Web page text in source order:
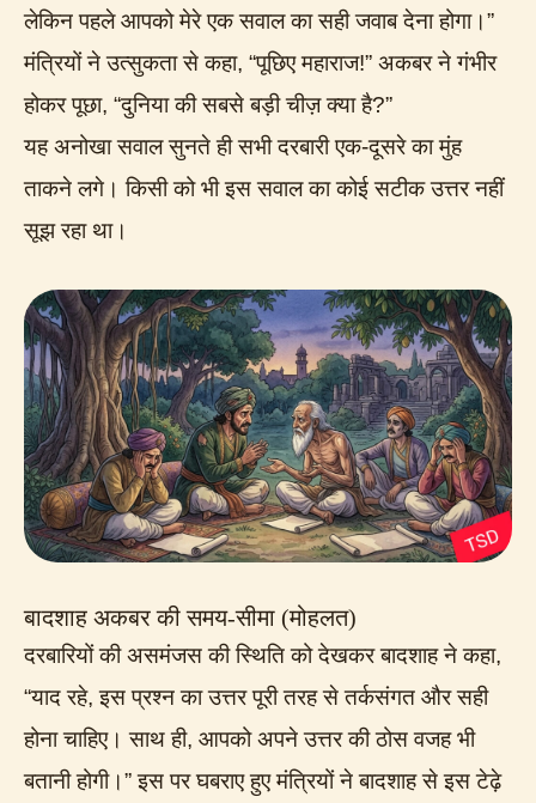
लेकिन पहले आपको मेरे एक सवाल का सही जवाब देना होगा।”
मंत्रियों ने उत्सुकता से कहा, “पूछिए महाराज!” अकबर ने गंभीर
होकर पूछा, “दुनिया की सबसे बड़ी चीज़ क्या है?”
यह अनोखा सवाल सुनते ही सभी दरबारी एक-दूसरे का मुंह
ताकने लगे। किसी को भी इस सवाल का कोई सटीक उत्तर नहीं
सूझ रहा था।
बादशाह अकबर की समय-सीमा (मोहलत)
दरबारियों की असमंजस की स्थिति को देखकर बादशाह ने कहा,
“याद रहे, इस प्रश्न का उत्तर पूरी तरह से तर्कसंगत और सही
होना चाहिए। साथ ही, आपको अपने उत्तर की ठोस वजह भी
बतानी होगी।” इस पर घबराए हुए मंत्रियों ने बादशाह से इस टेढ़े